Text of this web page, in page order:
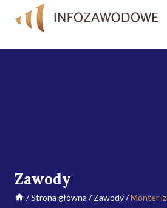
Zawody
/Strona główna /Zawody/Monter